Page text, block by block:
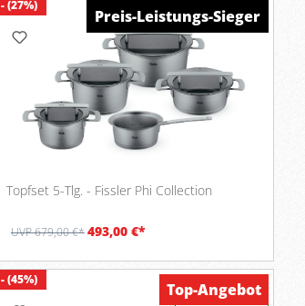
- (27%)
Topfset 5-Tlg. - Fissler Phi Collection
UVP 679,00 €*493,00 €*
Verfügbar
Top-Angebot
Preis-Leistungs-Sieger
- (45%)
Verfügbar
Top-Angebot